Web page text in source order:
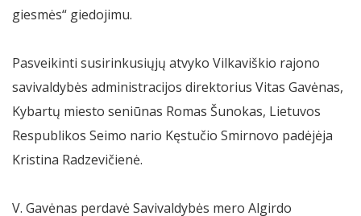
giesmės“ giedojimu.
Pasveikinti susirinkusiųjų atvyko Vilkaviškio rajono
savivaldybės administracijos direktorius Vitas Gavėnas,
Kybartų miesto seniūnas Romas Šunokas, Lietuvos
Respublikos Seimo nario Kęstučio Smirnovo padėjėja
Kristina Radzevičienė.
V. Gavėnas perdavė Savivaldybės mero Algirdo